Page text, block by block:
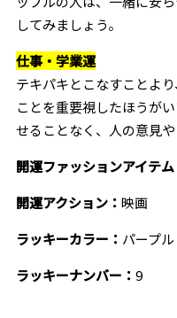
してみましょう。
仕事・学業運
テキパキとこなすことよ
ことを重要視したほうが
せることなく、人の意見
開運ファッションアイテム
開運アクション： 映画
ラッキーカラー： パープル
ラッキーナンバー： 9